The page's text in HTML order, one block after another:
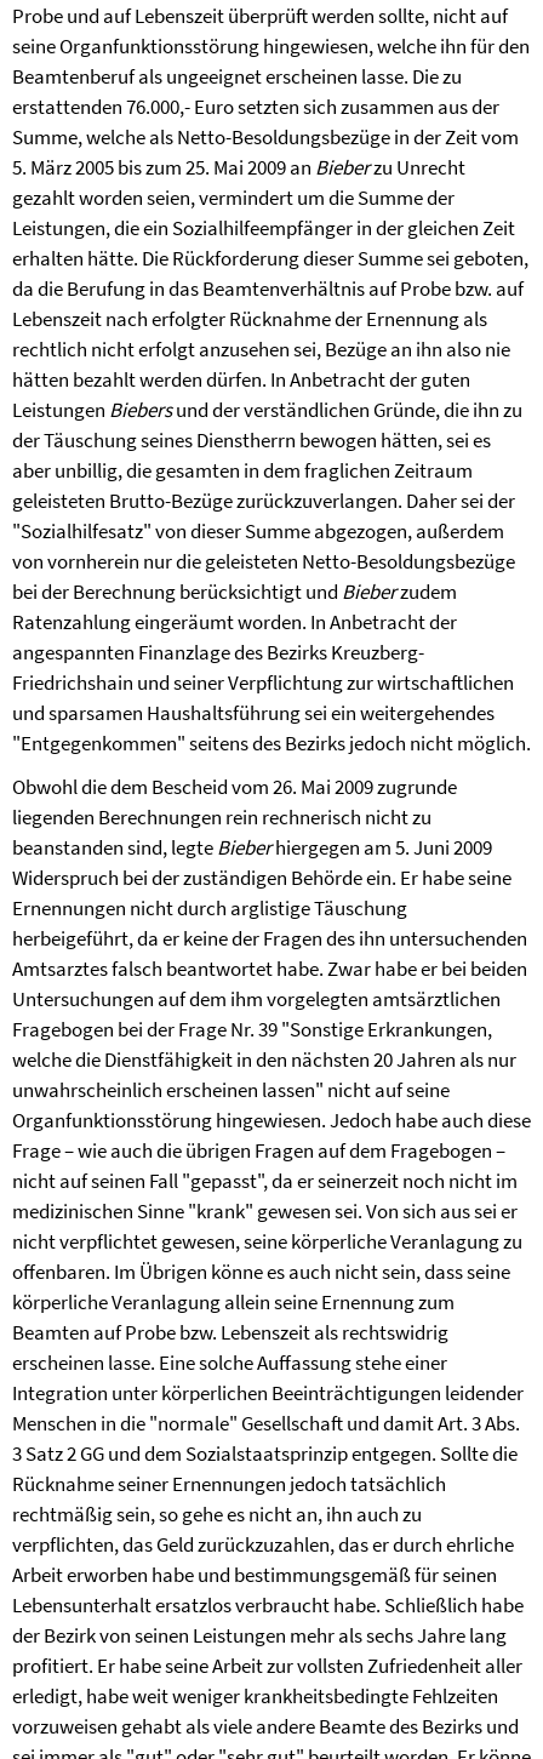
Probe und auf Lebenszeit überprüft werden sollte, nicht auf
seine Organfunktionsstörung hingewiesen, welche ihn für den
Beamtenberuf als ungeeignet erscheinen lasse. Die zu
erstattenden 76.000,- Euro setzten sich zusammen aus der
Summe, welche als Netto-Besoldungsbezüge in der Zeit vom
5. März 2005 bis zum 25. Mai 2009 an Bieberzu Unrecht
gezahlt worden seien, vermindert um die Summe der
Leistungen, die ein Sozialhilfeempfänger in der gleichen Zeit
erhalten hätte. Die Rückforderung dieser Summe sei geboten,
da die Berufung in das Beamtenverhältnis auf Probe bzw. auf
Lebenszeit nach erfolgter Rücknahme der Ernennung als
rechtlich nicht erfolgt anzusehen sei, Bezüge an ihn also nie
hätten bezahlt werden dürfen. In Anbetracht der guten
Leistungen Biebersund der verständlichen Gründe, die ihn zu
der Täuschung seines Dienstherrn bewogen hätten, sei es
aber unbillig, die gesamten in dem fraglichen Zeitraum
geleisteten Brutto-Bezüge zurückzuverlangen. Daher sei der
"Sozialhilfesatz" von dieser Summe abgezogen, außerdem
von vornherein nur die geleisteten Netto-Besoldungsbezüge
bei der Berechnung berücksichtigt und Bieberzudem
Ratenzahlung eingeräumt worden. In Anbetracht der
angespannten Finanzlage des Bezirks Kreuzberg-
Friedrichshain und seiner Verpflichtung zur wirtschaftlichen
und sparsamen Haushaltsführung sei ein weitergehendes
"Entgegenkommen" seitens des Bezirks jedoch nicht möglich.
Obwohl die dem Bescheid vom 26. Mai 2009 zugrunde
liegenden Berechnungen rein rechnerisch nicht zu
beanstanden sind, legteBieberhiergegen am 5. Juni 2009
Widerspruch bei der zuständigen Behörde ein. Er habe seine
Ernennungen nicht durch arglistige Täuschung
herbeigeführt, da er keine der Fragen des ihn untersuchenden
Amtsarztes falsch beantwortet habe. Zwar habe er bei beiden
Untersuchungen auf dem ihm vorgelegten amtsärztlichen
Fragebogen bei der Frage Nr. 39 "Sonstige Erkrankungen,
welche die Dienstfähigkeit in den nächsten 20 Jahren als nur
unwahrscheinlich erscheinen lassen" nicht auf seine
Organfunktionsstörung hingewiesen. Jedoch habe auch diese
Frage – wie auch die übrigen Fragen auf dem Fragebogen –
nicht auf seinen Fall "gepasst", da er seinerzeit noch nicht im
medizinischen Sinne "krank" gewesen sei. Von sich aus sei er
nicht verpflichtet gewesen, seine körperliche Veranlagung zu
offenbaren. Im Übrigen könne es auch nicht sein, dass seine
körperliche Veranlagung allein seine Ernennung zum
Beamten auf Probe bzw. Lebenszeit als rechtswidrig
erscheinen lasse. Eine solche Auffassung stehe einer
Integration unter körperlichen Beeinträchtigungen leidender
Menschen in die "normale" Gesellschaft und damit Art. 3 Abs.
3 Satz 2 GG und dem Sozialstaatsprinzip entgegen. Sollte die
Rücknahme seiner Ernennungen jedoch tatsächlich
rechtmäßig sein, so gehe es nicht an, ihn auch zu
verpflichten, das Geld zurückzuzahlen, das er durch ehrliche
Arbeit erworben habe und bestimmungsgemäß für seinen
Lebensunterhalt ersatzlos verbraucht habe. Schließlich habe
der Bezirk von seinen Leistungen mehr als sechs Jahre lang
profitiert. Er habe seine Arbeit zur vollsten Zufriedenheit aller
erledigt, habe weit weniger krankheitsbedingte Fehlzeiten
vorzuweisen gehabt als viele andere Beamte des Bezirks und